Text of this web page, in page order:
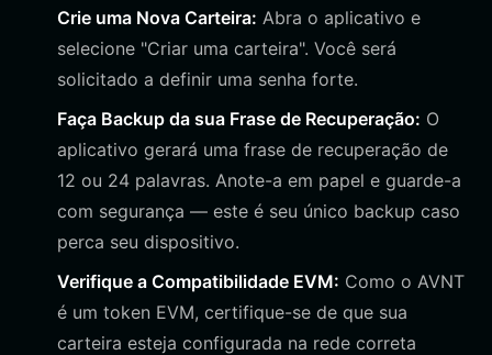
Crie uma Nova Carteira: Abra o aplicativo e
selecione "Criar uma carteira". Você será
solicitado a definir uma senha forte.
Faça Backup da sua Frase de Recuperação: O
aplicativo gerará uma frase de recuperação de
12 ou 24 palavras. Anote-a em papel e guarde-a
com segurança — este é seu único backup caso
perca seu dispositivo.
Verifique a Compatibilidade EVM: Como o AVNT
é um token EVM, certifique-se de que sua
carteira esteja configurada na rede correta